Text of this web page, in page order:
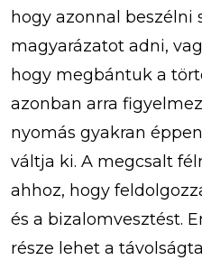
hogy azonnal beszélni
magyarázatot adni,
hogy megbántuk a
azonban arra
nyomás gyakran
váltja ki. A megcsalt
ahhoz, hogy
és a bizalomvesztést.
része lehet a